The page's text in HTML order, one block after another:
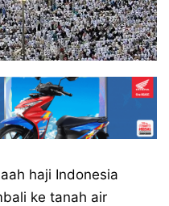
haji Indonesia
ke tanah air